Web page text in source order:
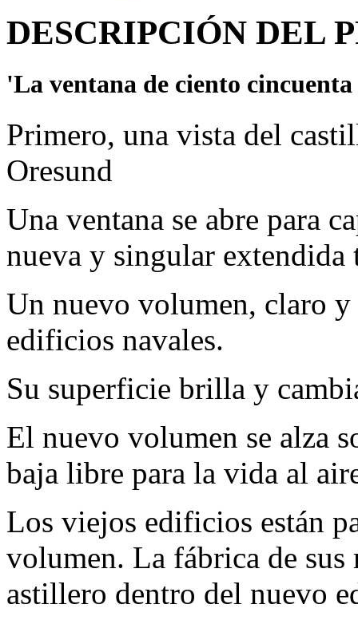
DESCRIPCIÓN DEL
'La ventana de ciento
Primero, una vista del
Oresund
Una ventana se abre para
nueva y singular
Un nuevo volumen, claro
edificios navales.
Su superficie brilla y
El nuevo volumen se alza
baja libre para la vida al
Los viejos edificios están
volumen. La fábrica de
astillero dentro del nuevo